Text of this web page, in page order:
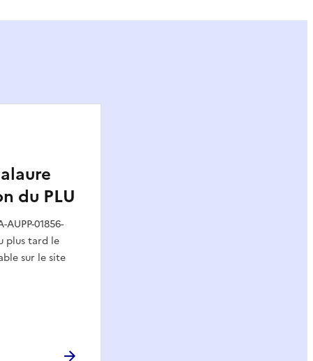
du PLU
AUPP-01856-
plus tard le
sur le site